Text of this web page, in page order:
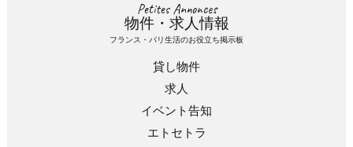
Petites Annonces
物件・求人情報
フランス・パリ生活のお役立ち掲示板
貸し物件
求人
イベント告知
エトセトラ